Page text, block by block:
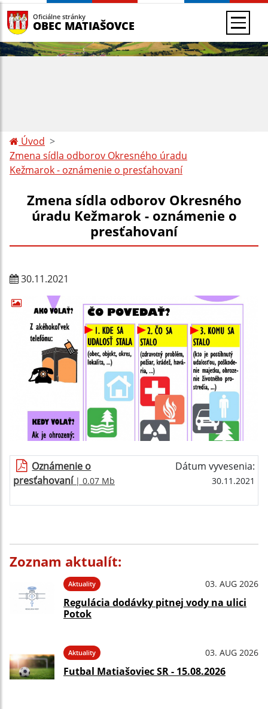
Oficiálne stránky
OBEC MATIAŠOVCE
Úvod
Zmena sídla odborov Okresného úradu
Kežmarok - oznámenie o presťahovaní
Zmena sídla odborov Okresného
úradu Kežmarok - oznámenie o
presťahovaní
30.11.2021
Oznámenie o
presťahovaní| 0.07 Mb
Dátum vyvesenia:
30.11.2021
Zoznam aktualít:
Aktuality 03. AUG 2026
Regulácia dodávky pitnej vody na ulici
Potok
Aktuality 03. AUG 2026
Futbal Matiašoviec SR - 15.08.2026